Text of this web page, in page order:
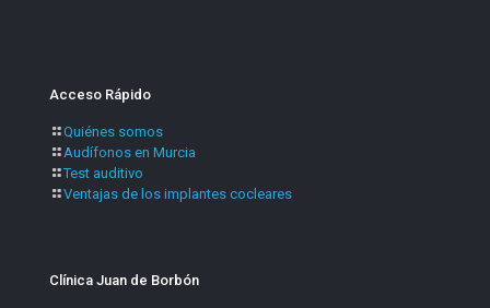
Acceso Rápido
Quiénes somos
Audífonos en Murcia
Test auditivo
Ventajas de los implantes cocleares
Clínica Juan de Borbón